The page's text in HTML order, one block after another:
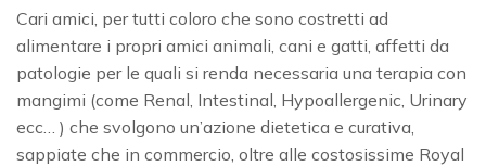
Cari amici, per tutti coloro che sono costretti ad
alimentare i propri amici animali, cani e gatti, affetti da
patologie per le quali si renda necessaria una terapia con
mangimi (come Renal, Intestinal, Hypoallergenic, Urinary
ecc… ) che svolgono un’azione dietetica e curativa,
sappiate che in commercio, oltre alle costosissime Royal